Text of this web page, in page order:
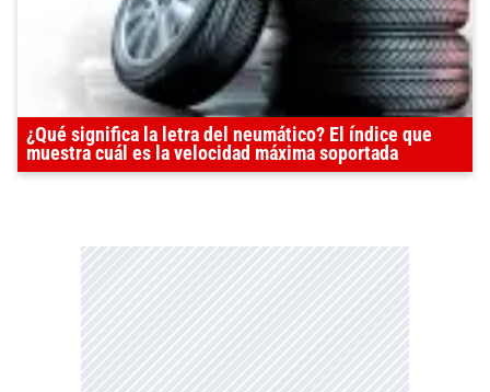
¿Qué significa la letra del neumático? El índice que
muestra cuál es la velocidad máxima soportada